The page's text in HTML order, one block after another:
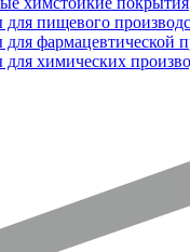
пищевого
фармацевтической
химических